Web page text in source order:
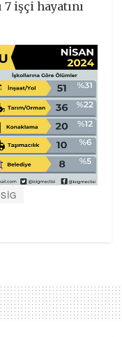
işçi hayatını